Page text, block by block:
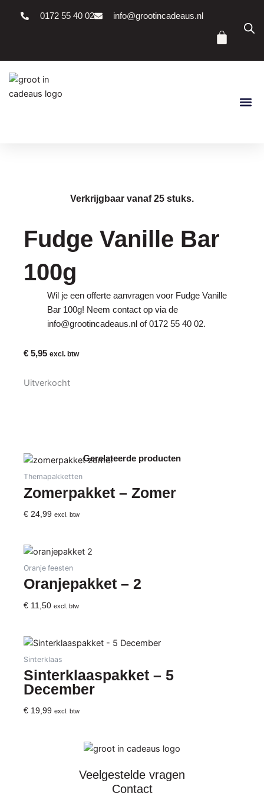
0172 55 40 02 info@grootincadeaus.nl
Fudge Vanille Bar
100g
Wil je een offerte aanvragen voor Fudge Vanille
Bar 100g! Neem contact op via de
info@grootincadeaus.nl of0172 55 40 02.
€ 5,95 excl. btw
Uitverkocht
Verkrijgbaar vanaf 25 stuks.
Gerelateerde producten
Themapakketten
Zomerpakket – Zomer
€ 24,99 excl. btw
Oranje feesten
Oranjepakket – 2
€ 11,50 excl. btw
Sinterklaas
Sinterklaaspakket – 5
December
€ 19,99 excl. btw
Veelgestelde vragen
Contact